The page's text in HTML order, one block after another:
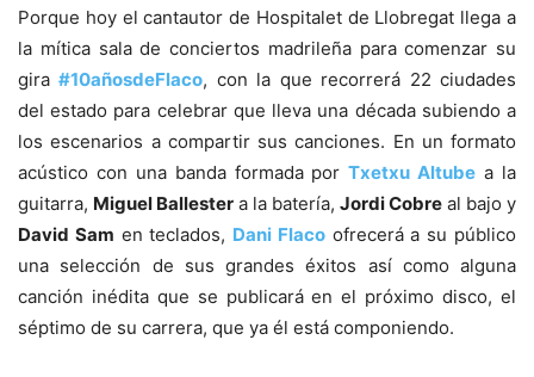
Porque hoy el cantautor de Hospitalet de Llobregat llega a
la mítica sala de conciertos madrileña para comenzar su
gira#10añosdeFlaco, con la que recorrerá 22 ciudades
del estado para celebrar que lleva una década subiendo a
los escenarios a compartir sus canciones. En un formato
acústico con una banda formada porTxetxu Altube a la
guitarra, Miguel Ballester a la batería, Jordi Cobre al bajo y
David Sam en teclados, Dani Flacoofrecerá a su público
una selección de sus grandes éxitos así como alguna
canción inédita que se publicará en el próximo disco, el
séptimo de su carrera, que ya él está componiendo.